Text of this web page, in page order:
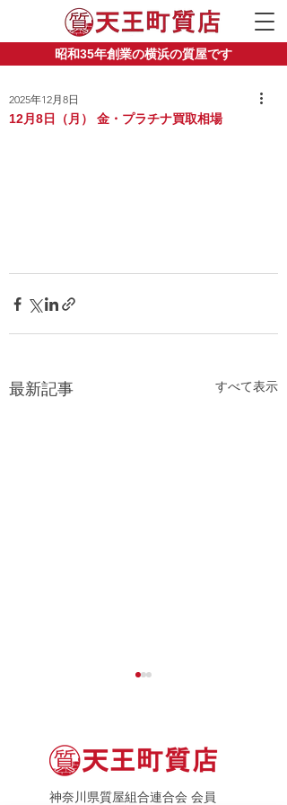
昭和35年創業の横浜の質屋です
12月8日（月） 金・プラチナ買取相場
2025年12月8日
最新記事 すべて表示
神奈川県質屋組合連合会 会員